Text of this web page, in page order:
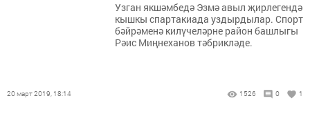
Узган якшәмбедә Эзмә авыл җирлегендә
кышкы спартакиада уздырдылар. Спорт
бәйрәменә килүчеләрне район башлыгы
Рәис Миңнеханов тәбрикләде.
20 март 2019, 18:14 1526 0 1